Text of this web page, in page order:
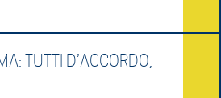
TUTTI D’ACCORDO,